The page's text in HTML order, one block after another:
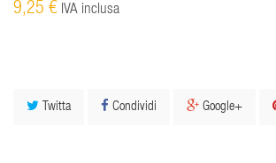
9,25 € IVA inclusa
Twitta Condividi Google+